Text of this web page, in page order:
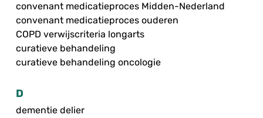
convenant medicatieproces Midden-Nederland
convenant medicatieproces ouderen
COPD verwijscriteria longarts
curatieve behandeling
curatieve behandeling oncologie
D
dementie delier